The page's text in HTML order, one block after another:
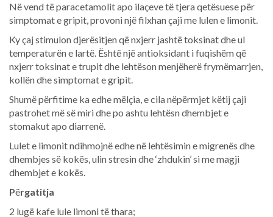
Në vend të paracetamolit apo ilaçeve të tjera qetësuese për
simptomat e gripit, provoni një filxhan çaji me lulen e limonit.
Ky çaj stimulon djerësitjen që nxjerr jashtë toksinat dhe ul
temperaturën e lartë. Është një antioksidant i fuqishëm që
nxjerr toksinat e trupit dhe lehtëson menjëherë frymëmarrjen,
kollën dhe simptomat e gripit.
Shumë përfitime ka edhe mëlçia, e cila nëpërmjet këtij çaji
pastrohet më së miri dhe po ashtu lehtësn dhembjet e
stomakut apo diarrenë.
Lulet e limonit ndihmojnë edhe në lehtësimin e migrenës dhe
dhembjes së kokës, ulin stresin dhe ‘zhdukin’ si me magji
dhembjet e kokës.
Përgatitja
2 lugë kafe lule limoni të thara;